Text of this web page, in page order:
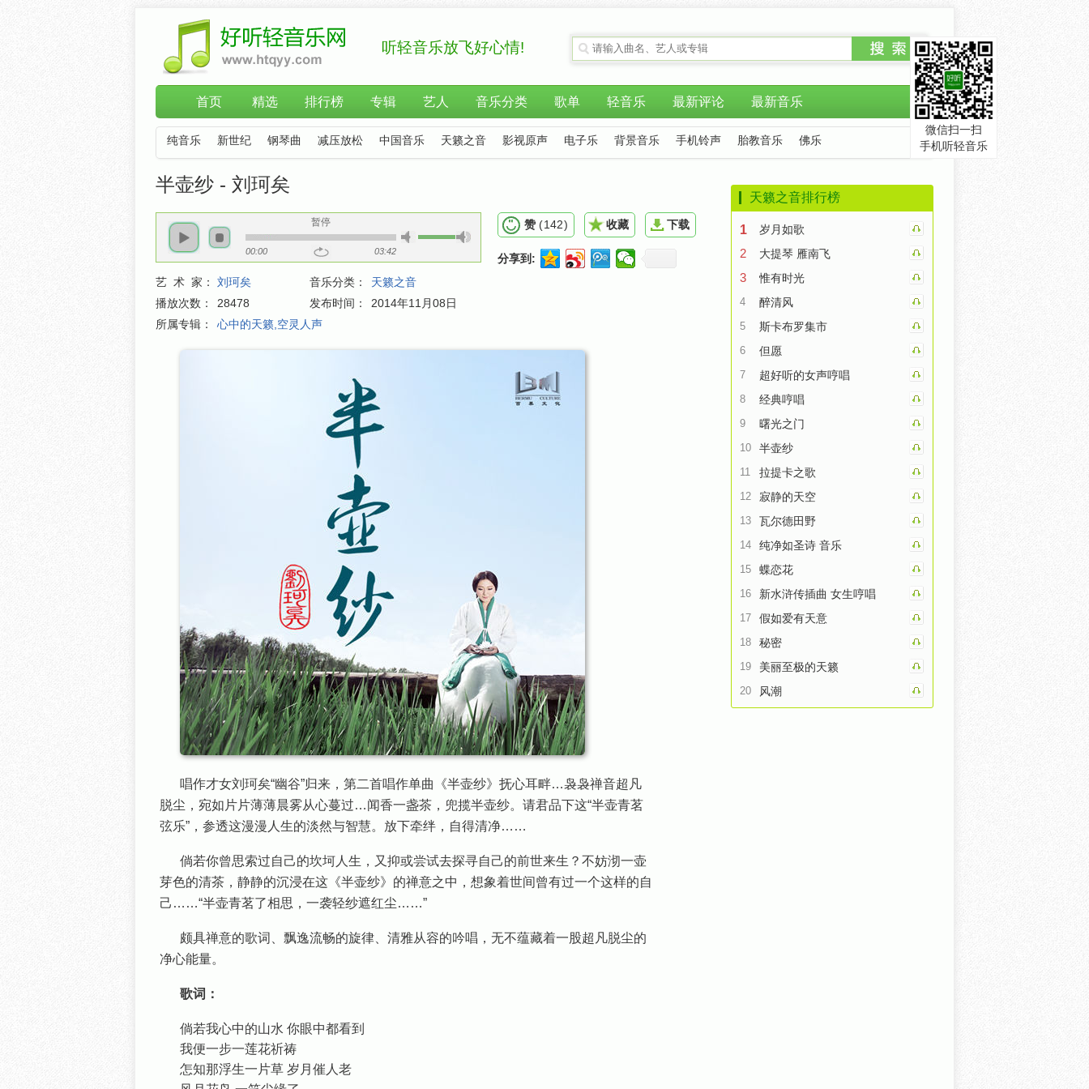
听轻音乐放飞好心情!
首页 精选 排行榜 专辑 艺人 音乐分类 歌单 轻音乐 最新评论 最新音乐
纯音乐 新世纪 钢琴曲 减压放松 中国音乐 天籁之音 影视原声 电子乐 背景音乐 手机铃声 胎教音乐 佛乐
半壶纱 - 刘珂矣
暂停
00:00 03:42
艺 术 家： 刘珂矣 音乐分类：
天籁之音
播放次数：
28478 发布时间：
2014年11月08日
所属专辑：
心中的天籁,空灵人声
赞 (142) 收藏 下载
分享到:
唱作才女刘珂矣“幽谷”归来，第二首唱作单曲《半壶纱》抚心耳畔…袅袅禅音超凡
脱尘，宛如片片薄薄晨雾从心蔓过…闻香一盏茶，兜揽半壶纱。请君品下这“半壶青茗
弦乐”，参透这漫漫人生的淡然与智慧。放下牵绊，自得清净……
倘若你曾思索过自己的坎坷人生，又抑或尝试去探寻自己的前世来生？不妨沏一壶
芽色的清茶，静静的沉浸在这《半壶纱》的禅意之中，想象着世间曾有过一个这样的自
己……“半壶青茗了相思，一袭轻纱遮红尘……”
颇具禅意的歌词、飘逸流畅的旋律、清雅从容的吟唱，无不蕴藏着一股超凡脱尘的
净心能量。
歌词：
倘若我心中的山水 你眼中都看到
我便一步一莲花祈祷
怎知那浮生一片草 岁月催人老
天籁之音排行榜
1 岁月如歌
2 大提琴 雁南飞
3 惟有时光
4 醉清风
5 斯卡布罗集市
6 但愿
7 超好听的女声哼唱
8 经典哼唱
9 曙光之门
10 半壶纱
11 拉提卡之歌
12 寂静的天空
13 瓦尔德田野
14 纯净如圣诗 音乐
15 蝶恋花
16 新水浒传插曲 女生哼唱
17 假如爱有天意
18 秘密
19 美丽至极的天籁
20 风潮
微信扫一扫
手机听轻音乐